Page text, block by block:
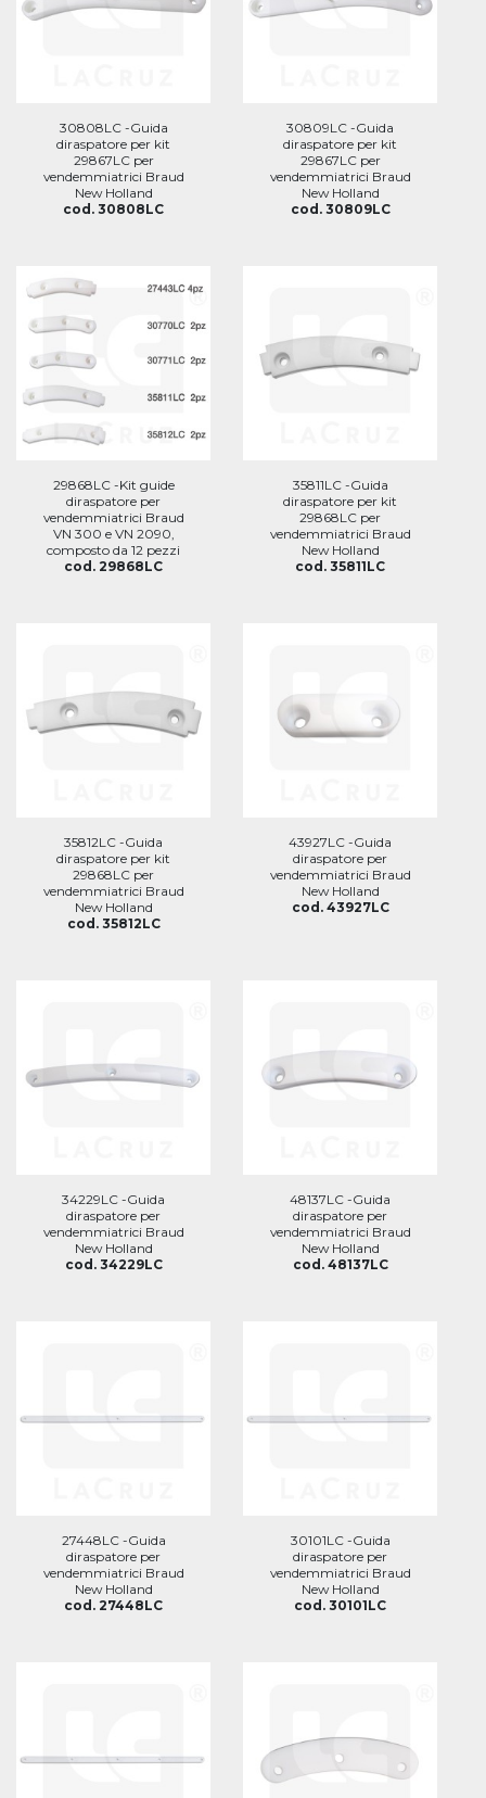
30808LC -Guida
diraspatore per kit
29867LC per
vendemmiatrici Braud
New Holland
cod. 30808LC
30809LC -Guida
diraspatore per kit
29867LC per
vendemmiatrici Braud
New Holland
cod. 30809LC
29868LC -Kit guide
diraspatore per
vendemmiatrici Braud
VN 300 e VN 2090,
composto da 12 pezzi
cod. 29868LC
35811LC -Guida
diraspatore per kit
29868LC per
vendemmiatrici Braud
New Holland
cod. 35811LC
35812LC -Guida
diraspatore per kit
29868LC per
vendemmiatrici Braud
New Holland
cod. 35812LC
43927LC -Guida
diraspatore per
vendemmiatrici Braud
New Holland
cod. 43927LC
34229LC -Guida
diraspatore per
vendemmiatrici Braud
New Holland
cod. 34229LC
48137LC -Guida
diraspatore per
vendemmiatrici Braud
New Holland
cod. 48137LC
27448LC -Guida
diraspatore per
vendemmiatrici Braud
New Holland
cod. 27448LC
30101LC -Guida
diraspatore per
vendemmiatrici Braud
New Holland
cod. 30101LC